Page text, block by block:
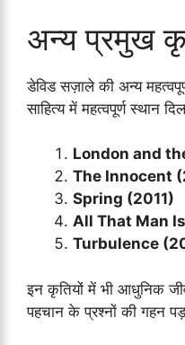
अन्य प्रमुख
डेविड सज़ाले की अन्य
साहित्य में महत्वपूर्ण स्थान
London and
The Innocent
Spring (2011)
All That Man
Turbulence
इन कृतियों में भी आधुनिक
पहचान के प्रश्नों की गहन